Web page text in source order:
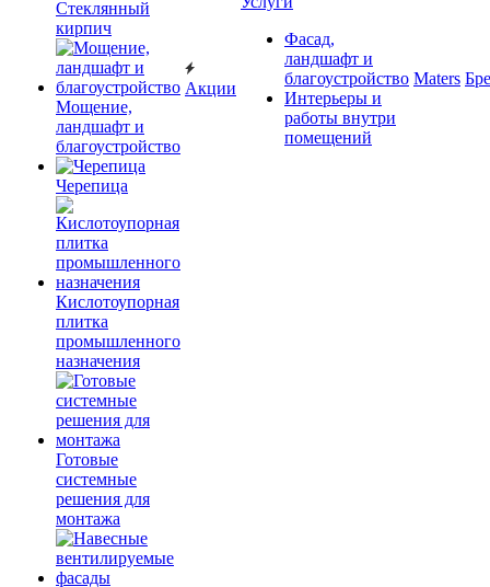
Cтеклянный
кирпич
Мощение,
ландшафт и
благоустройство
Черепица
Кислотоупорная
плитка
промышленного
назначения
Готовые
системные
решения для
монтажа
Акции
Фасад,
ландшафт и
благоустройство
Интерьеры и
работы внутри
помещений
Maters